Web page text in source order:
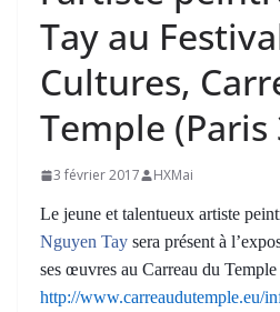
Tay au
Cultures,
Temple (Paris
3 février 2017 HXMai
Le jeune et talentueux artiste
Nguyen Tay sera présent à
ses œuvres au Carreau du
http://www.carreaudutemple.eu/